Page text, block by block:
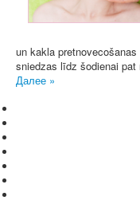
un kakla
sniedzas līdz šodienai
Далее »